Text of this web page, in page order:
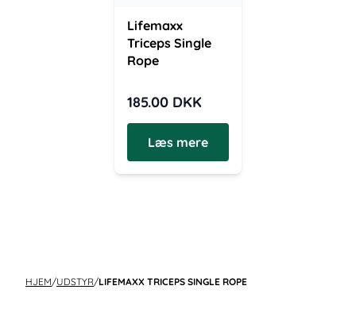
Lifemaxx
Triceps Single
Rope
185.00 DKK
Læs mere
HJEM/UDSTYR/LIFEMAXX TRICEPS SINGLE ROPE